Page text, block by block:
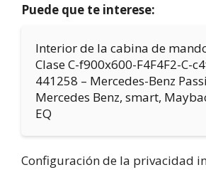
Puede que te interese:
Interior de la cabina de
Clase C-f900x600-F4F4F2-C-
441258 – Mercedes-Benz
Mercedes Benz, smart,
EQ
Configuración de la privacidad